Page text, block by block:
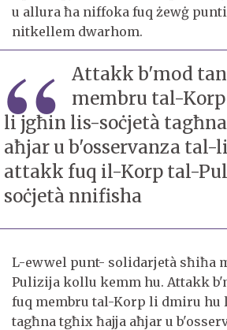
u allura ħa niffoka fuq żewġ
nitkellem dwarhom.
Attakk b'mod
membru tal-
li jgħin lis-soċjetà
aħjar u b'osservanza tal-
attakk fuq il-Korp tal-
soċjetà nnifisha
L-ewwel punt- solidarjetà sħiħa
Pulizija kollu kemm hu. Attakk
fuq membru tal-Korp li dmiru hu
tagħna tgħix ħajja aħjar u